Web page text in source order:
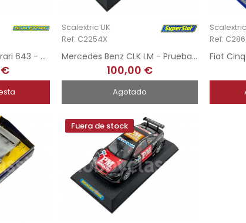
Proceso creación Ferrari 643 - Scalextric UK
€
Scalextric UK
Ref: C2254X
Mercedes Benz CLK LM - Prueba de inyección
100,00 €
Agotado
Ref:
Fuera de stock